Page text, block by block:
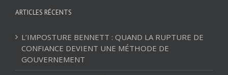
ARTICLES RÉCENTS
L’IMPOSTURE BENNETT : QUAND LA RUPTURE DE
CONFIANCE DEVIENT UNE MÉTHODE DE
GOUVERNEMENT